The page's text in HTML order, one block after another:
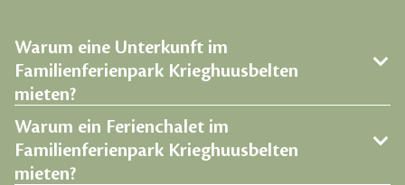
Warum eine Unterkunft im
Familienferienpark Krieghuusbelten
mieten?
Warum ein Ferienchalet im
Familienferienpark Krieghuusbelten
mieten?